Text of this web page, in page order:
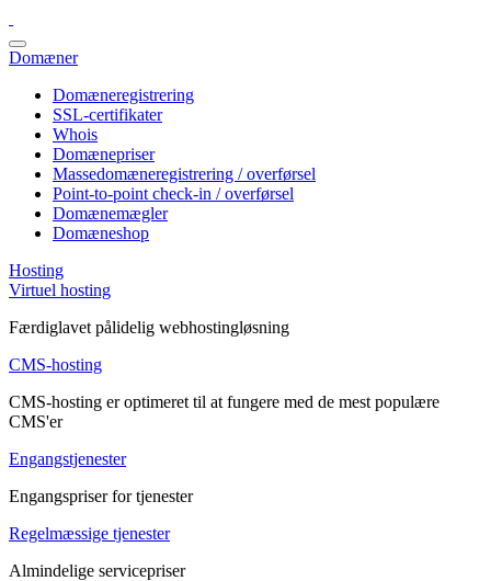
Domæner
Domæneregistrering
SSL-certifikater
Whois
Domænepriser
Massedomæneregistrering / overførsel
Point-to-point check-in / overførsel
Domænemægler
Domæneshop
Hosting
Virtuel hosting
Færdiglavet pålidelig webhostingløsning
CMS-hosting
CMS-hosting er optimeret til at fungere med de mest populære
CMS'er
Engangstjenester
Engangspriser for tjenester
Regelmæssige tjenester
Almindelige servicepriser